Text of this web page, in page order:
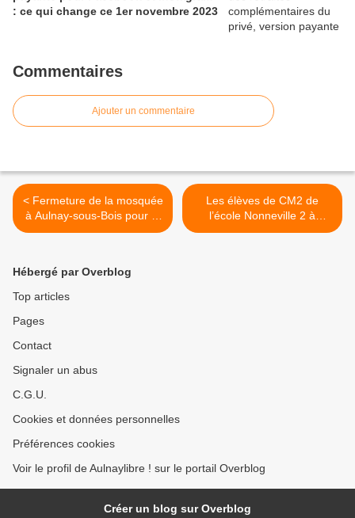
: ce qui change ce 1er novembre 2023
Commentaires
Ajouter un commentaire
< Fermeture de la mosquée
à Aulnay-sous-Bois pour la
prière de l’Aïd le 24 mai
Les élèves de CM2 de
l’école Nonneville 2 à
Aulnay-sous-Bois brillent
Hébergé par Overblog
Top articles
Pages
Contact
Signaler un abus
C.G.U.
Cookies et données personnelles
Préférences cookies
Voir le profil de Aulnaylibre ! sur le portail Overblog
Créer un blog sur Overblog